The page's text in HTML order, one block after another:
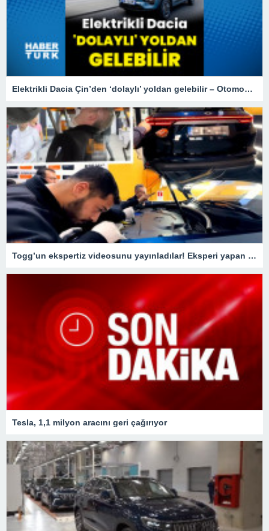
Elektrikli Dacia Çin’den ‘dolaylı’ yoldan gelebilir – Otomobil Haberleri
Togg’un ekspertiz videosunu yayınladılar! Eksperi yapan usta o detay karşısında şaştı kaldı
Tesla, 1,1 milyon aracını geri çağırıyor